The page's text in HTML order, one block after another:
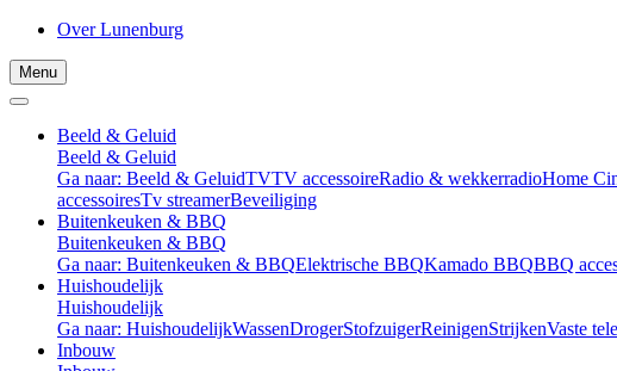
Over Lunenburg
Menu
Beeld & Geluid
Beeld & Geluid
Ga naar: Beeld & GeluidTVTV accessoireRadio & wekkerradioHome
accessoiresTv streamerBeveiliging
Buitenkeuken & BBQ
Buitenkeuken & BBQ
Ga naar: Buitenkeuken & BBQElektrische BBQKamado BBQBBQ
Huishoudelijk
Huishoudelijk
Ga naar: HuishoudelijkWassenDrogerStofzuigerReinigenStrijkenVaste
Inbouw